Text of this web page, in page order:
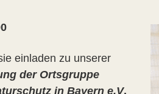
einladen zu unserer
der Ortsgruppe
in Bayern e.V.